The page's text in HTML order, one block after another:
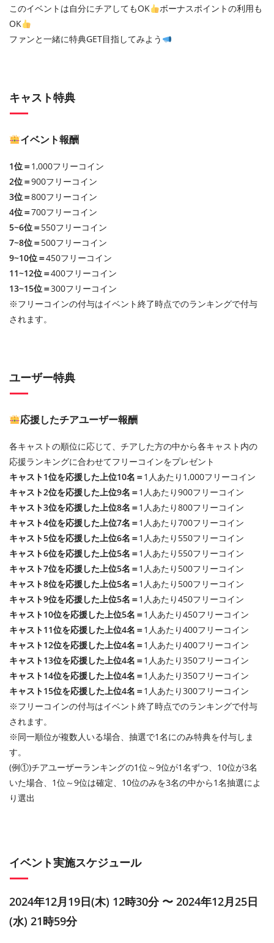
このイベントは自分にチアしてもOK
ボーナスポイントの利用も
OK
ファンと一緒に特典GET目指してみよう
キャスト特典
イベント報酬
1位＝1,000フリーコイン
2位＝900フリーコイン
3位＝800フリーコイン
4位＝700フリーコイン
5~6位＝550フリーコイン
7~8位＝500フリーコイン
9~10位＝450フリーコイン
11~12位＝400フリーコイン
13~15位＝300フリーコイン
※フリーコインの付与はイベント終了時点でのランキングで付与
されます。
ユーザー特典
応援したチアユーザー報酬
各キャストの順位に応じて、チアした方の中から各キャスト内の
応援ランキングに合わせてフリーコインをプレゼント
キャスト1位を応援した上位10名＝1人あたり1,000フリーコイン
キャスト2位を応援した上位9名＝1人あたり900フリーコイン
キャスト3位を応援した上位8名＝1人あたり800フリーコイン
キャスト4位を応援した上位7名＝1人あたり700フリーコイン
キャスト5位を応援した上位6名＝1人あたり550フリーコイン
キャスト6位を応援した上位5名＝1人あたり550フリーコイン
キャスト7位を応援した上位5名＝1人あたり500フリーコイン
キャスト8位を応援した上位5名＝1人あたり500フリーコイン
キャスト9位を応援した上位5名＝1人あたり450フリーコイン
キャスト10位を応援した上位5名＝1人あたり450フリーコイン
キャスト11位を応援した上位4名＝1人あたり400フリーコイン
キャスト12位を応援した上位4名＝1人あたり400フリーコイン
キャスト13位を応援した上位4名＝1人あたり350フリーコイン
キャスト14位を応援した上位4名＝1人あたり350フリーコイン
キャスト15位を応援した上位4名＝1人あたり300フリーコイン
※フリーコインの付与はイベント終了時点でのランキングで付与
されます。
※同一順位が複数人いる場合、抽選で1名にのみ特典を付与しま
す。
(例①)チアユーザーランキングの1位～9位が1名ずつ、10位が3名
いた場合、1位～9位は確定、10位のみを3名の中から1名抽選によ
り選出
イベント実施スケジュール
2024年12月19日(木) 12時30分 〜 2024年12月25日
(水) 21時59分